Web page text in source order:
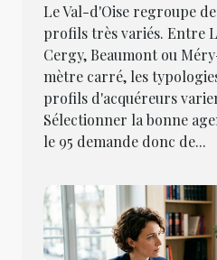
Le Val-d'Oise regroupe
profils très variés. Entre
Cergy, Beaumont ou
mètre carré, les
profils d'acquéreurs
Sélectionner la bonne
le 95 demande donc de...